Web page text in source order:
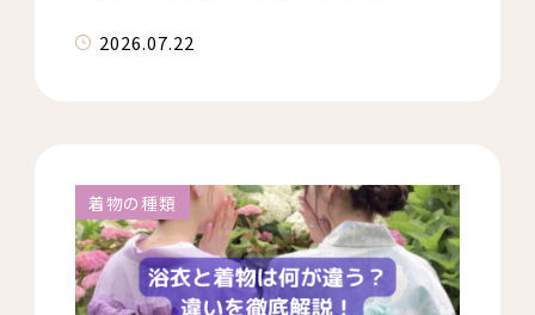
2026.07.22
着物の種類